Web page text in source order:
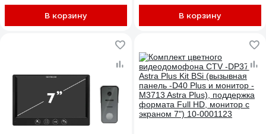
формата Full HD, монитор с
экраном 7") 10-0001067
В корзину В корзину